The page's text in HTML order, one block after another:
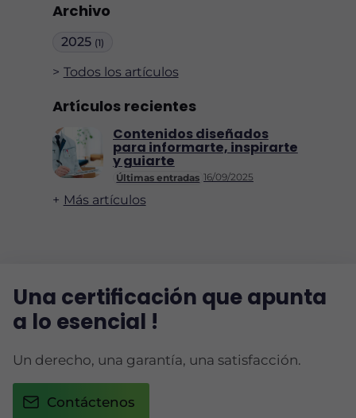
Archivo
2025 (1)
Todos los artículos
Artículos recientes
Últimas entradas 16/09/2025
Contenidos diseñados
para informarte, inspirarte
y guiarte
Más artículos
Una certificación que apunta
a lo esencial !
Un derecho, una garantía, una satisfacción.
Contáctenos